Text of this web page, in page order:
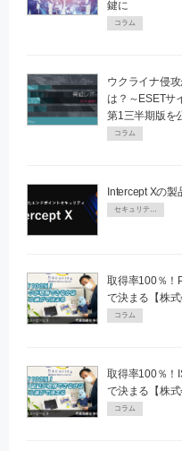
鍵に
コラム
ウクライナ侵
は？～ESETサ
第1三半期版を
コラム
Intercept Xの製
セキュリティPR
取得率100％！
で決まる【株式
コラム
取得率100％！
で決まる【株式
コラム